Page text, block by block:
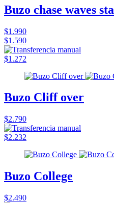
Buzo chase waves sta
$1.990
$1.590
$1.272
Buzo Cliff over
$2.790
$2.232
Buzo College
$2.490